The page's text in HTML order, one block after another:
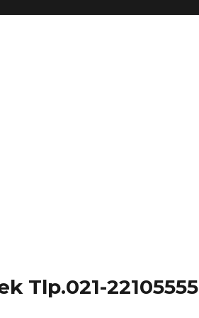
Tlp.021-22105555